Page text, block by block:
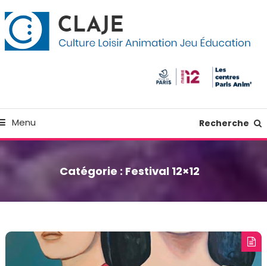
Menu Recherche
Catégorie : Festival 12×12